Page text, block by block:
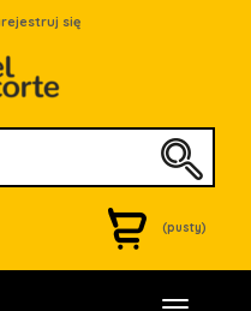
się
(pusty)